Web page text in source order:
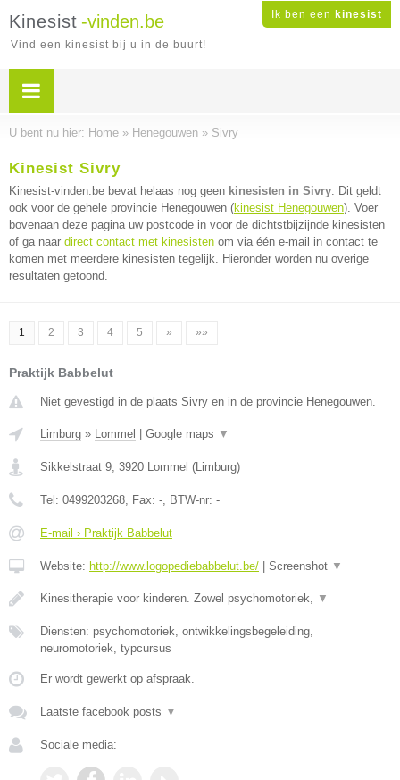
Ik ben een kinesist
Kinesist -vinden.be
Vind een kinesist bij u in de buurt!
U bent nu hier: Home » Henegouwen » Sivry
Kinesist Sivry
Kinesist-vinden.be bevat helaas nog geen kinesisten in Sivry. Dit geldt
ook voor de gehele provincie Henegouwen (kinesist Henegouwen). Voer
bovenaan deze pagina uw postcode in voor de dichtstbijzijnde kinesisten
of ga naar direct contact met kinesisten om via één e-mail in contact te
komen met meerdere kinesisten tegelijk. Hieronder worden nu overige
resultaten getoond.
1 2 3 4 5 » »»
Praktijk Babbelut
Niet gevestigd in de plaats Sivry en in de provincie Henegouwen.
Limburg » Lommel Google maps ▼
Sikkelstraat 9, 3920 Lommel (Limburg)
Tel: 0499203268, Fax: -, BTW-nr: -
E-mail › Praktijk Babbelut
Website: http://www.logopediebabbelut.be/ Screenshot ▼
Kinesitherapie voor kinderen. Zowel psychomotoriek, ▼
Diensten: psychomotoriek, ontwikkelingsbegeleiding,
neuromotoriek, typcursus
Er wordt gewerkt op afspraak.
Laatste facebook posts ▼
Sociale media: